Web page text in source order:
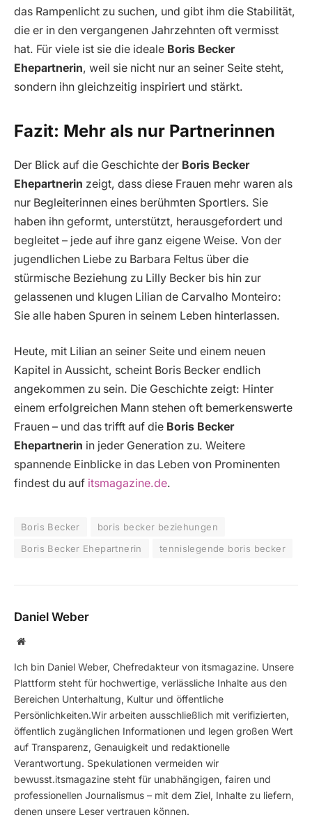
das Rampenlicht zu suchen, und gibt ihm die Stabilität,
die er in den vergangenen Jahrzehnten oft vermisst
hat. Für viele ist sie die ideale Boris Becker
Ehepartnerin, weil sie nicht nur an seiner Seite steht,
sondern ihn gleichzeitig inspiriert und stärkt.
Fazit: Mehr als nur Partnerinnen
Der Blick auf die Geschichte der Boris Becker
Ehepartnerin zeigt, dass diese Frauen mehr waren als
nur Begleiterinnen eines berühmten Sportlers. Sie
haben ihn geformt, unterstützt, herausgefordert und
begleitet – jede auf ihre ganz eigene Weise. Von der
jugendlichen Liebe zu Barbara Feltus über die
stürmische Beziehung zu Lilly Becker bis hin zur
gelassenen und klugen Lilian de Carvalho Monteiro:
Sie alle haben Spuren in seinem Leben hinterlassen.
Heute, mit Lilian an seiner Seite und einem neuen
Kapitel in Aussicht, scheint Boris Becker endlich
angekommen zu sein. Die Geschichte zeigt: Hinter
einem erfolgreichen Mann stehen oft bemerkenswerte
Frauen – und das trifft auf die Boris Becker
Ehepartnerin in jeder Generation zu. Weitere
spannende Einblicke in das Leben von Prominenten
findest du auf itsmagazine.de.
Boris Becker
boris becker beziehungen
Boris Becker Ehepartnerin
tennislegende boris becker
Daniel Weber
Website
Ich bin Daniel Weber, Chefredakteur von itsmagazine. Unsere
Plattform steht für hochwertige, verlässliche Inhalte aus den
Bereichen Unterhaltung, Kultur und öffentliche
Persönlichkeiten.Wir arbeiten ausschließlich mit verifizierten,
öffentlich zugänglichen Informationen und legen großen Wert
auf Transparenz, Genauigkeit und redaktionelle
Verantwortung. Spekulationen vermeiden wir
bewusst.itsmagazine steht für unabhängigen, fairen und
professionellen Journalismus – mit dem Ziel, Inhalte zu liefern,
denen unsere Leser vertrauen können.